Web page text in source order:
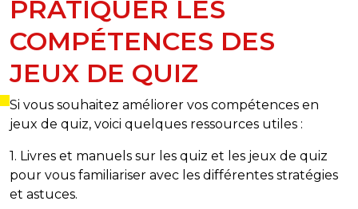
PRATIQUER LES
COMPÉTENCES DES
JEUX DE QUIZ
Si vous souhaitez améliorer vos compétences en
jeux de quiz, voici quelques ressources utiles :
1. Livres et manuels sur les quiz et les jeux de quiz
pour vous familiariser avec les différentes stratégies
et astuces.